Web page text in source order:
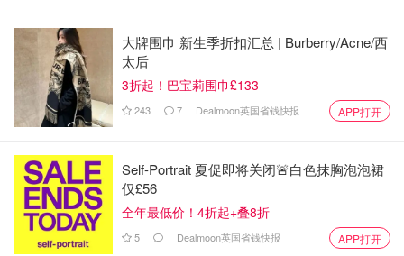
大牌围巾 新生季折扣汇总 | Burberry/Acne/西
太后
3折起！巴宝莉围巾£133
243 7 Dealmoon英国省钱快报 APP打开
Self-Portrait 夏促即将关闭🚨白色抹胸泡泡裙
仅£56
全年最低价！4折起+叠8折
5 Dealmoon英国省钱快报 APP打开